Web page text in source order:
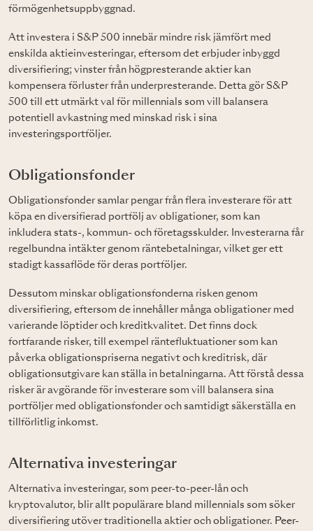
förmögenhetsuppbyggnad.
Att investera i S&P 500 innebär mindre risk jämfört med
enskilda aktieinvesteringar, eftersom det erbjuder inbyggd
diversifiering; vinster från högpresterande aktier kan
kompensera förluster från underpresterande. Detta gör S&P
500 till ett utmärkt val för millennials som vill balansera
potentiell avkastning med minskad risk i sina
investeringsportföljer.
Obligationsfonder
Obligationsfonder samlar pengar från flera investerare för att
köpa en diversifierad portfölj av obligationer, som kan
inkludera stats-, kommun- och företagsskulder. Investerarna får
regelbundna intäkter genom räntebetalningar, vilket ger ett
stadigt kassaflöde för deras portföljer.
Dessutom minskar obligationsfonderna risken genom
diversifiering, eftersom de innehåller många obligationer med
varierande löptider och kreditkvalitet. Det finns dock
fortfarande risker, till exempel räntefluktuationer som kan
påverka obligationspriserna negativt och kreditrisk, där
obligationsutgivare kan ställa in betalningarna. Att förstå dessa
risker är avgörande för investerare som vill balansera sina
portföljer med obligationsfonder och samtidigt säkerställa en
tillförlitlig inkomst.
Alternativa investeringar
Alternativa investeringar, som peer-to-peer-lån och
kryptovalutor, blir allt populärare bland millennials som söker
diversifiering utöver traditionella aktier och obligationer. Peer-